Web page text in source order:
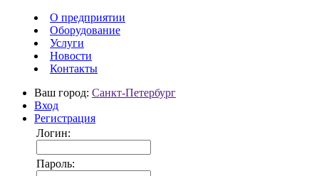
О предприятии
Оборудование
Услуги
Новости
Контакты
Ваш город: Санкт-Петербург
Вход
Регистрация
Логин:
Пароль: